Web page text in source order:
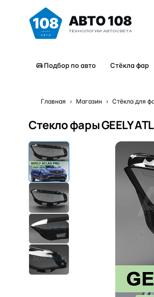
Подбор по авто Стёкла фар
Главная › Магазин › Стёкла для
Стекло фары GEELY